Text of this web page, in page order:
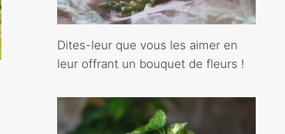
Dites-leur que vous les aimer en
leur offrant un bouquet de fleurs !